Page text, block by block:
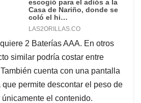
2 Baterías AAA. En otros
similar podría costar entre
cuenta con una pantalla
que permite descontar el peso de
el contenido.